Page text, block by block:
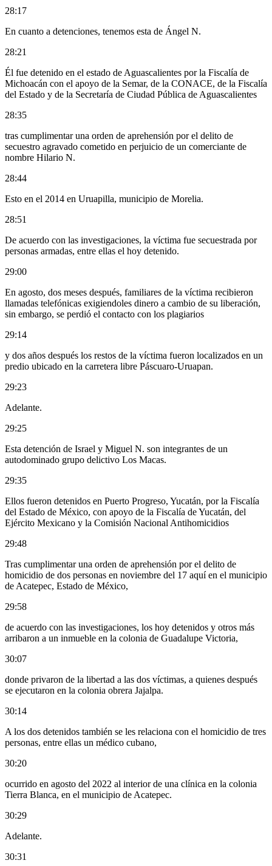
28:17
En cuanto a detenciones, tenemos esta de Ángel N.
28:21
Él fue detenido en el estado de Aguascalientes por la Fiscalía de
Michoacán con el apoyo de la Semar, de la CONACE, de la Fiscalía
del Estado y de la Secretaría de Ciudad Pública de Aguascalientes
28:35
tras cumplimentar una orden de aprehensión por el delito de
secuestro agravado cometido en perjuicio de un comerciante de
nombre Hilario N.
28:44
Esto en el 2014 en Uruapilla, municipio de Morelia.
28:51
De acuerdo con las investigaciones, la víctima fue secuestrada por
personas armadas, entre ellas el hoy detenido.
29:00
En agosto, dos meses después, familiares de la víctima recibieron
llamadas telefónicas exigiendoles dinero a cambio de su liberación,
sin embargo, se perdió el contacto con los plagiarios
29:14
y dos años después los restos de la víctima fueron localizados en un
predio ubicado en la carretera libre Páscuaro-Uruapan.
29:23
Adelante.
29:25
Esta detención de Israel y Miguel N. son integrantes de un
autodominado grupo delictivo Los Macas.
29:35
Ellos fueron detenidos en Puerto Progreso, Yucatán, por la Fiscalía
del Estado de México, con apoyo de la Fiscalía de Yucatán, del
Ejército Mexicano y la Comisión Nacional Antihomicidios
29:48
Tras cumplimentar una orden de aprehensión por el delito de
homicidio de dos personas en noviembre del 17 aquí en el municipio
de Acatepec, Estado de México,
29:58
de acuerdo con las investigaciones, los hoy detenidos y otros más
arribaron a un inmueble en la colonia de Guadalupe Victoria,
30:07
donde privaron de la libertad a las dos víctimas, a quienes después
se ejecutaron en la colonia obrera Jajalpa.
30:14
A los dos detenidos también se les relaciona con el homicidio de tres
personas, entre ellas un médico cubano,
30:20
ocurrido en agosto del 2022 al interior de una clínica en la colonia
Tierra Blanca, en el municipio de Acatepec.
30:29
Adelante.
30:31